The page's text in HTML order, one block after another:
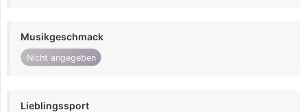
Musikgeschmack
Nicht angegeben
Lieblingssport